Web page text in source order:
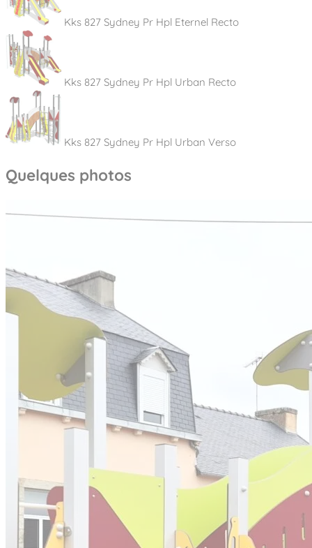
Kks 827 Sydney Pr Hpl Eternel Recto
Kks 827 Sydney Pr Hpl Urban Recto
Kks 827 Sydney Pr Hpl Urban Verso
Quelques photos